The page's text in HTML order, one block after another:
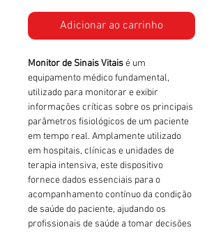
Adicionar ao carrinho
Monitor de Sinais Vitaisé um
equipamento médico fundamental,
utilizado para monitorar e exibir
informações críticas sobre os principais
parâmetros fisiológicos de um paciente
em tempo real. Amplamente utilizado
em hospitais, clínicas e unidades de
terapia intensiva, este dispositivo
fornece dados essenciais para o
acompanhamento contínuo da condição
de saúde do paciente, ajudando os
profissionais de saúde a tomar decisões